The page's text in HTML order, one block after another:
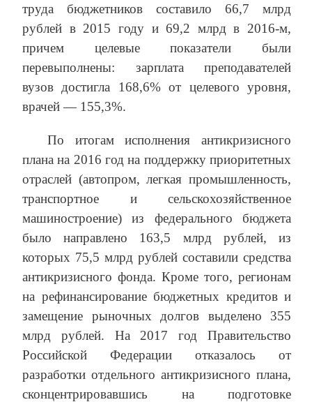
труда бюджетников составило 66,7 млрд
рублей в 2015 году и 69,2 млрд в 2016-м,
причем целевые показатели были
перевыполнены: зарплата преподавателей
вузов достигла 168,6% от целевого уровня,
врачей — 155,3%.
По итогам исполнения антикризисного
плана на 2016 год на поддержку приоритетных
отраслей (автопром, легкая промышленность,
транспортное и сельскохозяйственное
машиностроение) из федерального бюджета
было направлено 163,5 млрд рублей, из
которых 75,5 млрд рублей составили средства
антикризисного фонда. Кроме того, регионам
на рефинансирование бюджетных кредитов и
замещение рыночных долгов выделено 355
млрд рублей. На 2017 год Правительство
Российской Федерации отказалось от
разработки отдельного антикризисного плана,
сконцентрировавшись на подготовке